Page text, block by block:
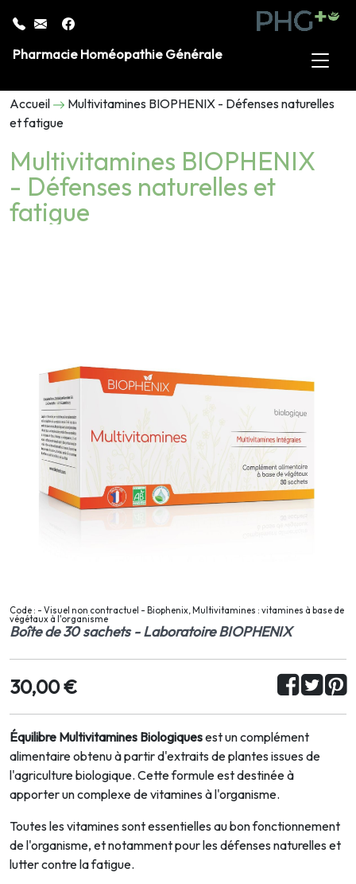
Pharmacie Homéopathie Générale
Accueil
Multivitamines BIOPHENIX - Défenses naturelles
et fatigue
Multivitamines BIOPHENIX
- Défenses naturelles et
fatigue
Code : - Visuel non contractuel - Biophenix, Multivitamines : vitamines à base de
végétaux à l'organisme
Boîte de 30 sachets - Laboratoire BIOPHENIX
30,00 €
Équilibre Multivitamines Biologiquesest un complément
alimentaire obtenu à partir d'extraits de plantes issues de
l'agriculture biologique. Cette formule est destinée à
apporter un complexe de vitamines à l'organisme.
Toutes les vitamines sont essentielles au bon fonctionnement
de l'organisme, et notamment pour les défenses naturelles et
lutter contre la fatigue.